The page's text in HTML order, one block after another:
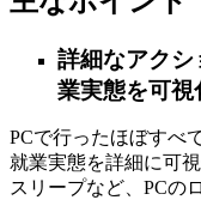
詳細なアク
業実態を可視
PCで行ったほぼすべ
就業実態を詳細に可
スリープなど、PCの